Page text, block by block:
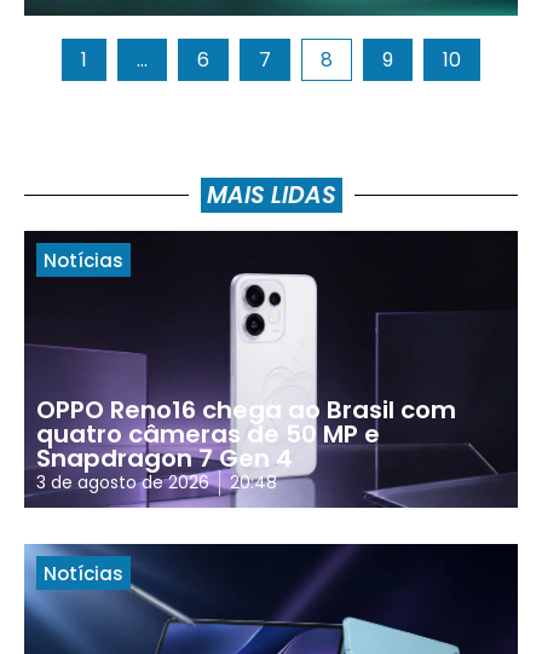
1 … 6 7 8 9 10
MAIS LIDAS
Notícias
OPPO Reno16 chega ao Brasil com
quatro câmeras de 50 MP e
Snapdragon 7 Gen 4
3 de agosto de 2026 20:48
Notícias